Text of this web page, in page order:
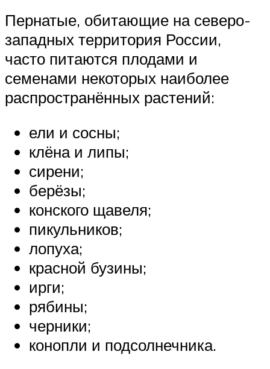
Пернатые, обитающие на северо-
западных территория России,
часто питаются плодами и
семенами некоторых наиболее
распространённых растений:
ели и сосны;
клёна и липы;
сирени;
берёзы;
конского щавеля;
пикульников;
лопуха;
красной бузины;
ирги;
рябины;
черники;
конопли и подсолнечника.